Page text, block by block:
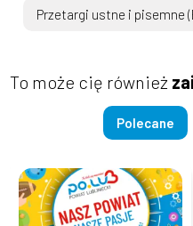
Przetargi ustne i pisemne
To może cię również
Polecane